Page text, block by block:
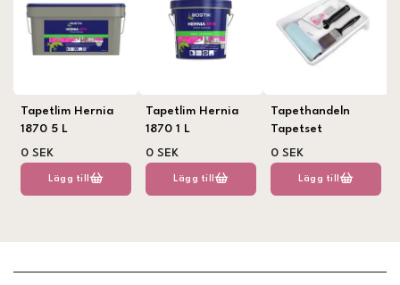
Tapetlim Hernia
1870 5 L
0 SEK
Lägg till
Tapetlim Hernia
1870 1 L
0 SEK
Lägg till
Tapethandeln
Tapetset
0 SEK
Lägg till